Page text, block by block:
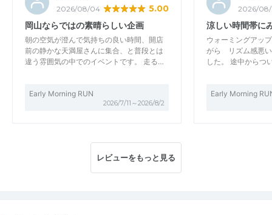
2026/08/04 5.00
岡山ならではの素晴らしい企画
朝の空気が澄んで気持ちの良い時間、開店
前の静かな天満屋さんに集合、と普段とは
違う雰囲気の中でのイベントです。 走る…
Early Morning RUN
2026/7/11～2026/8/2
2026/
涼しい時間帯に
ウォーミングアッ
がら リズム感悪い
した。 途中からつ
Early Morning
レビューをもっと見る